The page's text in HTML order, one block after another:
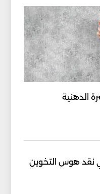
الدهنية
نقد هوس التخوين